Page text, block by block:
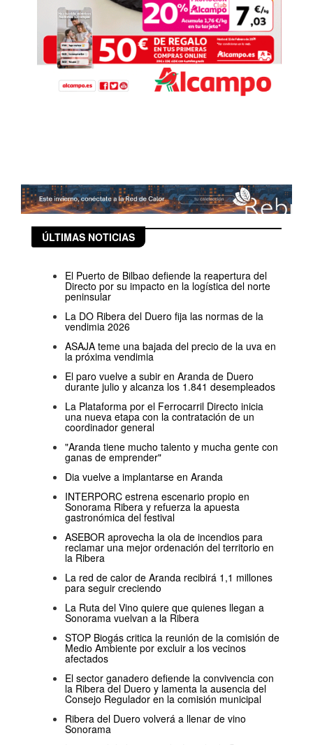
ÚLTIMAS NOTICIAS
El Puerto de Bilbao defiende la reapertura del
Directo por su impacto en la logística del norte
peninsular
La DO Ribera del Duero fija las normas de la
vendimia 2026
ASAJA teme una bajada del precio de la uva en
la próxima vendimia
El paro vuelve a subir en Aranda de Duero
durante julio y alcanza los 1.841 desempleados
La Plataforma por el Ferrocarril Directo inicia
una nueva etapa con la contratación de un
coordinador general
"Aranda tiene mucho talento y mucha gente con
ganas de emprender"
Dia vuelve a implantarse en Aranda
INTERPORC estrena escenario propio en
Sonorama Ribera y refuerza la apuesta
gastronómica del festival
ASEBOR aprovecha la ola de incendios para
reclamar una mejor ordenación del territorio en
la Ribera
La red de calor de Aranda recibirá 1,1 millones
para seguir creciendo
La Ruta del Vino quiere que quienes llegan a
Sonorama vuelvan a la Ribera
STOP Biogás critica la reunión de la comisión de
Medio Ambiente por excluir a los vecinos
afectados
El sector ganadero defiende la convivencia con
la Ribera del Duero y lamenta la ausencia del
Consejo Regulador en la comisión municipal
Ribera del Duero volverá a llenar de vino
Sonorama